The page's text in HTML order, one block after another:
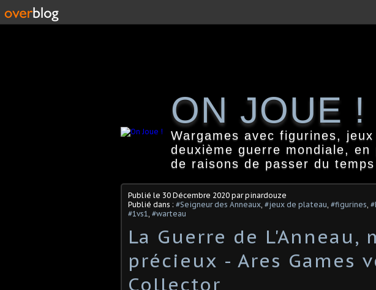
ON JOUE !
Wargames avec figurines,
deuxième guerre mondiale,
de raisons de passer du
Publié le 30 Décembre 2020 par pinardouze
Publié dans : #Seigneur des Anneaux, #jeux de plateau, #figurines,
#1vs1, #warteau
La Guerre de L'Anneau,
précieux - Ares Games
Collector